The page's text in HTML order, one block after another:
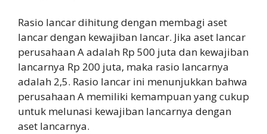
Rasio lancar dihitung dengan membagi aset
lancar dengan kewajiban lancar. Jika aset lancar
perusahaan A adalah Rp 500 juta dan kewajiban
lancarnya Rp 200 juta, maka rasio lancarnya
adalah 2,5. Rasio lancar ini menunjukkan bahwa
perusahaan A memiliki kemampuan yang cukup
untuk melunasi kewajiban lancarnya dengan
aset lancarnya.